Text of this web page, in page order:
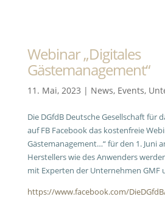
Webinar „Digitales
Gästemanagement“
11. Mai, 2023 | News, Events,
Die DGfdB Deutsche Gesellschaft für
auf FB Facebook das kostenfreie
Gästemanagement…“ für den 1. Juni
Herstellers wie des Anwenders
mit Experten der Unternehmen GMF
https://www.facebook.com/